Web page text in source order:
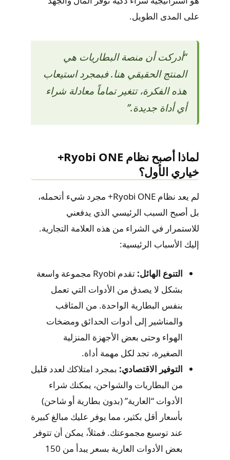
على المدى الطويل.
“أدركت أن منصة البطاريات هي
المنتج الحقيقي هنا. فبمجرد استيعاب
هذه الفكرة، تتغير تماماً معادلة شراء
أي أداة جديدة.”
لماذا أصبح نظام Ryobi ONE+
خياري الأول؟
لم يعد نظام Ryobi ONE+ مجرد شيء أتحمله،
بل أصبح السبب الرئيسي الذي يدفعني
للاستمرار في الشراء من هذه العلامة التجارية.
إليك الأسباب الرئيسية:
التنوع الهائل:
تقدم Ryobi مجموعة واسعة
بشكل لا يصدق من الأدوات التي تعمل
بنفس البطارية الواحدة. من المثاقب
والمناشير إلى أدوات الحدائق ومضخات
الهواء وحتى بعض الأجهزة المنزلية
الصغيرة، تجد لكل مهمة أداة.
التوفير الاقتصادي: بمجرد امتلاكك لعدد قليل
من البطاريات والشواحن، يمكنك شراء
الأدوات “العارية” (بدون بطارية أو شاحن)
بأسعار أقل بكثير، مما يوفر عليك مبالغ كبيرة
عند توسيع مجموعتك. فمثلاً، يمكن أن تتوفر
بعض الأدوات العارية بسعر يبدأ من 150